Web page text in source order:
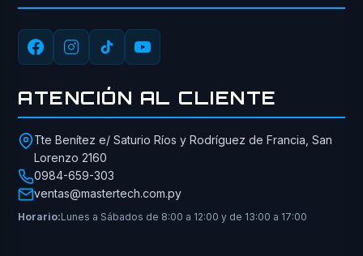
ATENCIÓN AL CLIENTE
Tte Benítez e/ Saturio Ríos y Rodríguez de Francia, San
Lorenzo 2160
0984-659-303
ventas@mastertech.com.py
Horario:Lunes a Sábados de 8:00 a 12:00 y de 13:00 a 17:00